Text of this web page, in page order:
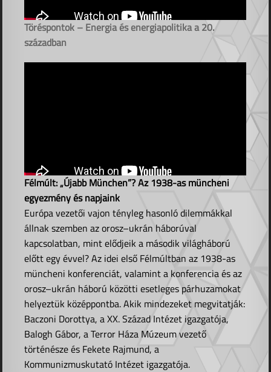
Töréspontok – Energia és energiapolitika a 20.
században
Félmúlt: „Újabb München”? Az 1938-as müncheni
egyezmény és napjaink
Európa vezetői vajon tényleg hasonló dilemmákkal
állnak szemben az orosz–ukrán háborúval
kapcsolatban, mint elődjeik a második világháború
előtt egy évvel? Az idei első Félmúltban az 1938-as
müncheni konferenciát, valamint a konferencia és az
orosz–ukrán háború közötti esetleges párhuzamokat
helyeztük középpontba. Akik mindezeket megvitatják:
Baczoni Dorottya, a XX. Század Intézet igazgatója,
Balogh Gábor, a Terror Háza Múzeum vezető
történésze és Fekete Rajmund, a
Kommunizmuskutató Intézet igazgatója.